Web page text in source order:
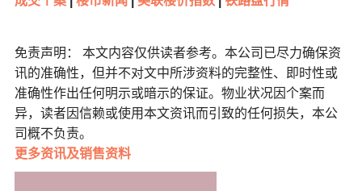
免责声明： 本文内容仅供读者参考。本公司已尽力确保资
讯的准确性，但并不对文中所涉资料的完整性、即时性或
准确性作出任何明示或暗示的保证。物业状况因个案而
异，读者因信赖或使用本文资讯而引致的任何损失，本公
司概不负责。
更多资讯及销售资料